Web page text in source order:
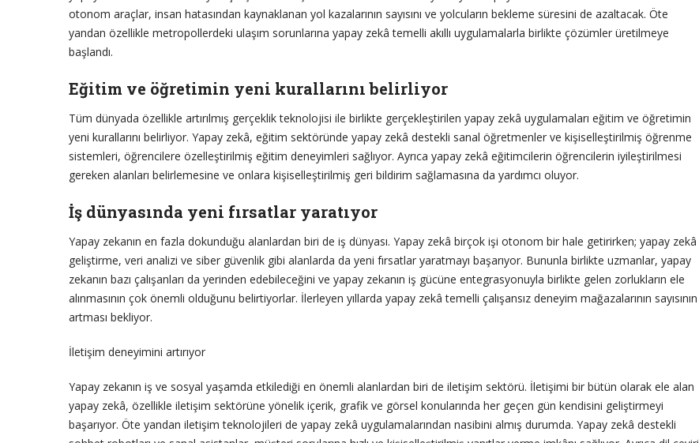
otonom araçlar, insan hatasından kaynaklanan yol kazalarının sayısını ve yolcuların bekleme süresini de azaltacak. Öte
yandan özellikle metropollerdeki ulaşım sorunlarına yapay zekâ temelli akıllı uygulamalarla birlikte çözümler üretilmeye
başlandı.
Eğitim ve öğretimin yeni kurallarını belirliyor
Tüm dünyada özellikle artırılmış gerçeklik teknolojisi ile birlikte gerçekleştirilen yapay zekâ uygulamaları eğitim ve öğretimin
yeni kurallarını belirliyor. Yapay zekâ, eğitim sektöründe yapay zekâ destekli sanal öğretmenler ve kişiselleştirilmiş öğrenme
sistemleri, öğrencilere özelleştirilmiş eğitim deneyimleri sağlıyor. Ayrıca yapay zekâ eğitimcilerin öğrencilerin iyileştirilmesi
gereken alanları belirlemesine ve onlara kişiselleştirilmiş geri bildirim sağlamasına da yardımcı oluyor.
İş dünyasında yeni fırsatlar yaratıyor
Yapay zekanın en fazla dokunduğu alanlardan biri de iş dünyası. Yapay zekâ birçok işi otonom bir hale getirirken; yapay zekâ
geliştirme, veri analizi ve siber güvenlik gibi alanlarda da yeni fırsatlar yaratmayı başarıyor. Bununla birlikte uzmanlar, yapay
zekanın bazı çalışanları da yerinden edebileceğini ve yapay zekanın iş gücüne entegrasyonuyla birlikte gelen zorlukların ele
alınmasının çok önemli olduğunu belirtiyorlar. İlerleyen yıllarda yapay zekâ temelli çalışansız deneyim mağazalarının sayısının
artması bekliyor.
İletişim deneyimini artırıyor
Yapay zekanın iş ve sosyal yaşamda etkilediği en önemli alanlardan biri de iletişim sektörü. İletişimi bir bütün olarak ele alan
yapay zekâ, özellikle iletişim sektörüne yönelik içerik, grafik ve görsel konularında her geçen gün kendisini geliştirmeyi
başarıyor. Öte yandan iletişim teknolojileri de yapay zekâ uygulamalarından nasibini almış durumda. Yapay zekâ destekli